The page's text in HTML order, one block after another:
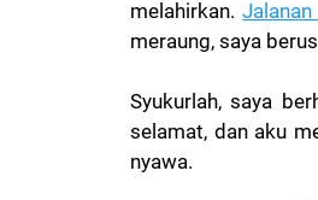
melahirkan.Jalanan
meraung, saya
Syukurlah, saya
selamat, dan aku
nyawa.